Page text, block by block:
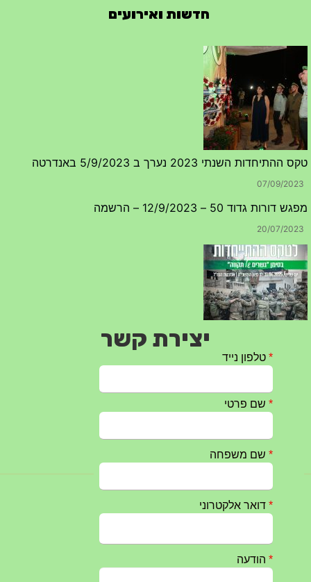
חדשות ואירועים
טקס ההתיחדות השנתי 2023 נערך ב 5/9/2023 באנדרטה
07/09/2023
מפגש דורות גדוד 50 – 12/9/2023 – הרשמה
20/07/2023
טקס ההתיחדות עם החללים לשנת 2025 – 10 יוני 2025
מופע הגבעטרון ב 10.10.2024 נדחה בשל המצב הבטחוני
חרבות ברזל – הודעה 1 – 14.10.2023
יצירת קשר